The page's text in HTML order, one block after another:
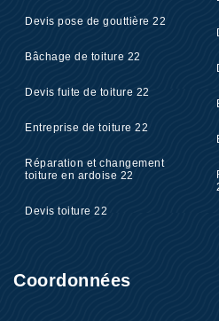
Devis pose de gouttière 22
Bâchage de toiture 22
Devis fuite de toiture 22
Entreprise de toiture 22
Réparation et changement
toiture en ardoise 22
Devis toiture 22
Coordonnées